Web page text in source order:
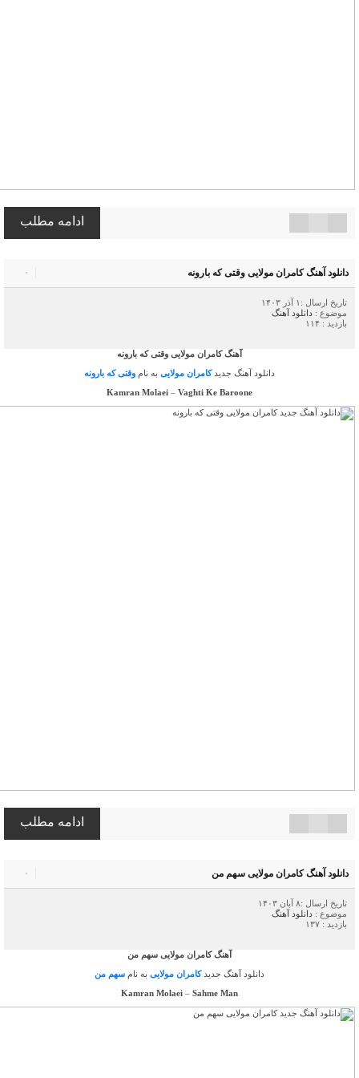
ادامه مطلب
۰ دانلود آهنگ کامران مولایی وقتی که بارونه
تاریخ ارسال :۱ آذر ۱۴۰۳
موضوع : دانلود آهنگ
بازدید : ۱۱۴
آهنگ کامران مولایی وقتی که بارونه
دانلود آهنگ جدید کامران مولایی به نام وقتی که بارونه
Kamran Molaei – Vaghti Ke Baroone
ادامه مطلب
۰ دانلود آهنگ کامران مولایی سهم من
تاریخ ارسال :۸ آبان ۱۴۰۳
موضوع : دانلود آهنگ
بازدید : ۱۳۷
آهنگ کامران مولایی سهم من
دانلود آهنگ جدید کامران مولایی به نام سهم من
Kamran Molaei – Sahme Man